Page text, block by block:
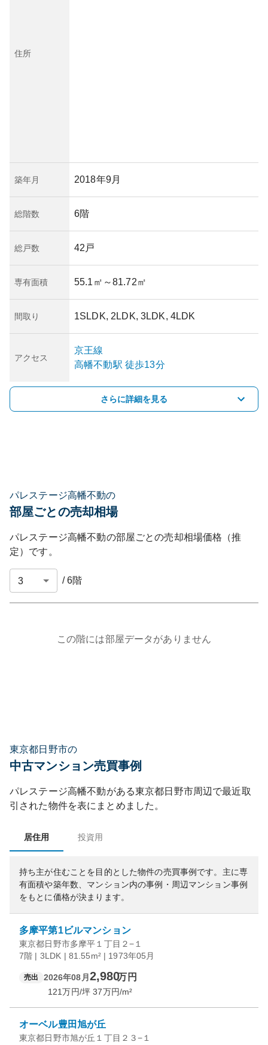
住所
築年月 2018年9月
総階数 6階
総戸数 42戸
専有面積 55.1㎡ ～81.72㎡
間取り 1SLDK, 2LDK, 3LDK, 4LDK
アクセス
京王線
高幡不動駅 徒歩13分
さらに詳細を見る
パレステージ高幡不動の
部屋ごとの売却相場
パレステージ高幡不動の部屋ごとの売却相場価格（推
定）です。
/6階
この階には部屋データがありません
東京都日野市の
中古マンション売買事例
パレステージ高幡不動がある東京都日野市周辺で最近取
引された物件を表にまとめました。
居住用 投資用
持ち主が住むことを目的とした物件の売買事例です。 主に専
有面積や築年数、マンション内の事例・周辺マンション事例
をもとに価格が決まります。
多摩平第1ビルマンション
東京都日野市多摩平１丁目２−１
7階 | 3LDK | 81.55m² | 1973年05月
売出 2026年08月 2,980万円
121万円/坪 37万円/m²
オーベル豊田旭が丘
東京都日野市旭が丘１丁目２３−１